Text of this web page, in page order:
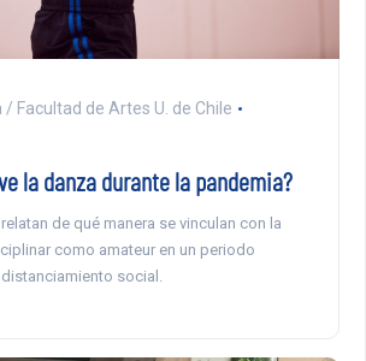
/ Facultad de Artes U. de Chile
la danza durante la pandemia?
de qué manera se vinculan con la
como amateur en un periodo
social.